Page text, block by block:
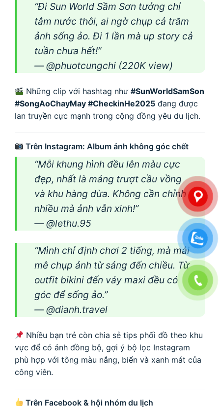
“Đi Sun World Sầm Sơn tưởng chỉ
tắm nước thôi, ai ngờ chụp cả trăm
ảnh sống ảo. Đi 1 lần mà up story cả
tuần chưa hết!”
— @phuotcungchi (220K view)
Những clip với hashtag như#SunWorldSamSon
#SongAoChayMay #CheckinHe2025 đang được
lan truyền cực mạnh trong cộng đồng yêu du lịch.
Trên Instagram: Album ảnh không góc chết
“Mỗi khung hình đều lên màu cực
đẹp, nhất là máng trượt cầu vồng
và khu hàng dừa. Không cần chỉnh
nhiều mà ảnh vẫn xinh!”
— @lethu.95
“Mình chỉ định chơi 2 tiếng, mà mải
mê chụp ảnh từ sáng đến chiều. Từ
outfit bikini đến váy maxi đều có
góc để sống ảo.”
— @dianh.travel
Nhiều bạn trẻ còn chia sẻ tips phối đồ theo khu
vực để có ảnh đồng bộ, gợi ý bộ lọc Instagram
phù hợp với tông màu nắng, biển và xanh mát của
công viên.
Trên Facebook & hội nhóm du lịch